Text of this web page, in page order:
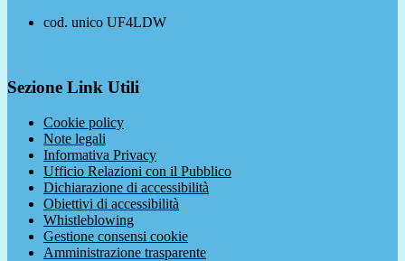
cod. unico UF4LDW
Sezione Link Utili
Cookie policy
Note legali
Informativa Privacy
Ufficio Relazioni con il Pubblico
Dichiarazione di accessibilità
Obiettivi di accessibilità
Whistleblowing
Gestione consensi cookie
Amministrazione trasparente